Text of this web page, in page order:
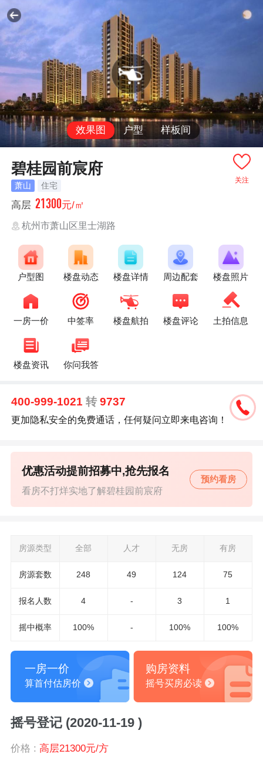
效果图 户型 样板间
关注
碧桂园前宸府
萧山 住宅
高层 21300元/㎡
杭州市萧山区里士湖路
户型图 楼盘动态 楼盘详情 周边配套 楼盘照片
一房一价 中签率 楼盘航拍 楼盘评论 土拍信息
楼盘资讯 你问我答
400-999-1021转 9737
更加隐私安全的免费通话，任何疑问立即来电咨询！
看房不打烊实地了解碧桂园前宸府
优惠活动提前招募中,抢先报名
预约看房
房源类型 全部 人才 无房 有房
房源套数 248 49 124 75
报名 人数 4 - 3 1
摇中概率 100% - 100% 100%
一房一价
算首付估房价
购房资料
摇号买房必读
摇号登记 (2020-11-19 )
价格 : 高层21300元/方